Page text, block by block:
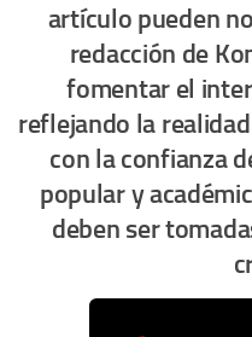
artículo pueden
redacción de
fomentar el
reflejando la
con la confianza
popular y
deben ser